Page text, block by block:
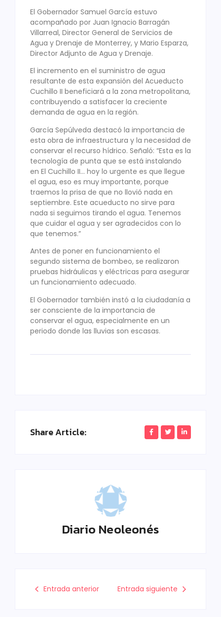
El Gobernador Samuel García estuvo
acompañado por Juan Ignacio Barragán
Villarreal, Director General de Servicios de
Agua y Drenaje de Monterrey, y Mario Esparza,
Director Adjunto de Agua y Drenaje.
El incremento en el suministro de agua
resultante de esta expansión del Acueducto
Cuchillo II beneficiará a la zona metropolitana,
contribuyendo a satisfacer la creciente
demanda de agua en la región.
García Sepúlveda destacó la importancia de
esta obra de infraestructura y la necesidad de
conservar el recurso hídrico. Señaló: “Esta es la
tecnología de punta que se está instalando
en El Cuchillo II… hoy lo urgente es que llegue
el agua, eso es muy importante, porque
traemos la prisa de que no llovió nada en
septiembre. Este acueducto no sirve para
nada si seguimos tirando el agua. Tenemos
que cuidar el agua y ser agradecidos con lo
que tenemos.”
Antes de poner en funcionamiento el
segundo sistema de bombeo, se realizaron
pruebas hidráulicas y eléctricas para asegurar
un funcionamiento adecuado.
El Gobernador también instó a la ciudadanía a
ser consciente de la importancia de
conservar el agua, especialmente en un
periodo donde las lluvias son escasas.
Share Article:
Diario Neoleonés
Entrada anterior Entrada siguiente